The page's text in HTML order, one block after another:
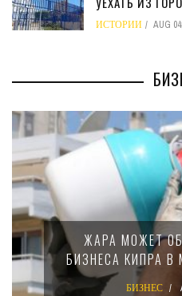
ИСТОРИИ AUG
МИНФИН КИПРА
15-
КРУПНЫХ